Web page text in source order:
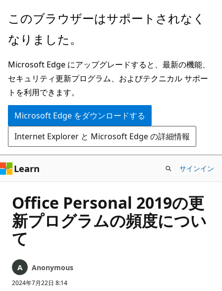
メ
ン
ン
テ
ン
ツ
に
ス
キ
ッ
プ
このブラウザーはサポートされなく
なりました。
Microsoft Edge にアップグレードすると、最新の機能、
セキュリティ更新プログラム、およびテクニカル サポー
トを利用できます。
Microsoft Edge をダウンロードする
Internet Explorer と Microsoft Edge の詳細情報
Learn サインイン
Office Personal 2019の更
新プログラムの頻度につい
て
Anonymous
2024年7月22日 8:14